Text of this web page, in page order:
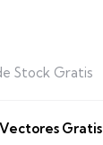
Stock Gratis
Vectores Gratis